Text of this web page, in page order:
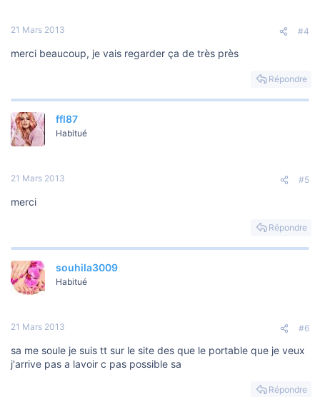
21 Mars 2013 #4
merci beaucoup, je vais regarder ça de très près
Répondre
ffl87
Habitué
21 Mars 2013 #5
merci
Répondre
souhila3009
Habitué
21 Mars 2013 #6
sa me soule je suis tt sur le site des que le portable que je veux
j'arrive pas a lavoir c pas possible sa
Répondre